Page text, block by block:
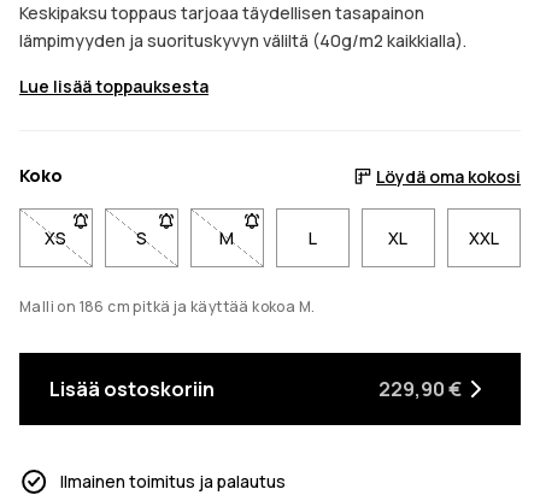
Keskipaksu toppaus tarjoaa täydellisen tasapainon
lämpimyyden ja suorituskyvyn väliltä (40g/m2 kaikkialla).
Lue lisää toppauksesta
Koko Löydä oma kokosi
XS- Koko XS ei ole saatavilla. Napsauta saadaksesi
S- Koko S ei ole saatavilla. Napsauta saadaksesi
M- Koko M ei ole saatavilla. Napsauta
L XL XXL
Malli on 186 cm pitkä ja käyttää kokoa M.
Lisää ostoskoriin 229,90 €
Ilmainen toimitus ja palautus